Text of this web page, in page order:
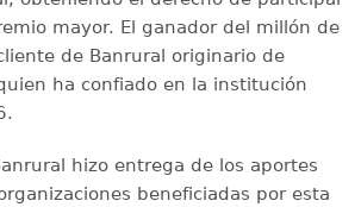
mayor. El ganador del millón de
de Banrural originario de
ha confiado en la institución
hizo entrega de los aportes
beneficiadas por esta